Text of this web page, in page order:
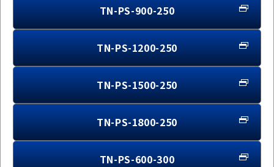
TN-PS-900-250
TN-PS-1200-250
TN-PS-1500-250
TN-PS-1800-250
TN-PS-600-300